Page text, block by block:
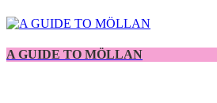
A GUIDE TO MÖLLAN